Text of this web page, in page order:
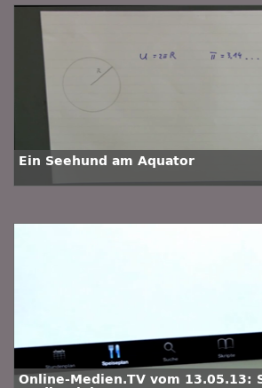
Ein Seehund am Äquator
Online-Medien.TV vom 13.05.13: